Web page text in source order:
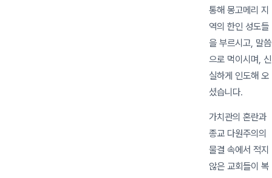
통해 몽고메리 지
역의 한인 성도들
을 부르시고, 말씀
으로 먹이시며, 신
실하게 인도해 오
셨습니다.
가치관의 혼란과
종교 다원주의의
물결 속에서 적지
않은 교회들이 복